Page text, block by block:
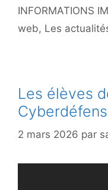
INFORMATIONS
web, Les
Les élèves
2 mars 2026 par